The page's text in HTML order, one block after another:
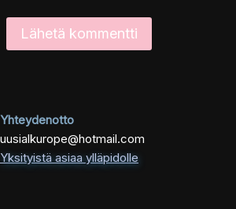
Yhteydenotto
uusialkurope@hotmail.com
Yksityistä asiaa ylläpidolle